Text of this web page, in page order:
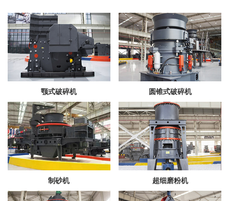
颚式破碎机 圆锥式破碎机
制砂机 超细磨粉机